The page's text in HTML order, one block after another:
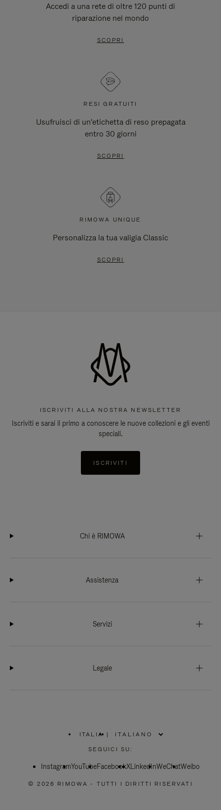
Accedi a una rete di oltre 120 punti di
riparazione nel mondo
SCOPRI
RESI GRATUITI
Usufruisci di un'etichetta di reso prepagata
entro 30 giorni
SCOPRI
RIMOWA UNIQUE
Personalizza la tua valigia Classic
SCOPRI
ISCRIVITI ALLA NOSTRA NEWSLETTER
Iscriviti e sarai il primo a conoscere le nuove collezioni e gli eventi
speciali.
ISCRIVITI
Chi è RIMOWA
Assistenza
Servizi
Legale
ITALIA
SELEZIONA
IL
PAESE
|
SEGUICI SU:
InstagramYouTubeFacebookXLinkedInWeChatWeibo
© 2026 RIMOWA - TUTTI I DIRITTI RISERVATI